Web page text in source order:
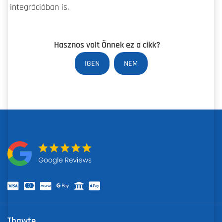
integrációban is.
Hasznos volt Önnek ez a cikk?
IGEN NEM